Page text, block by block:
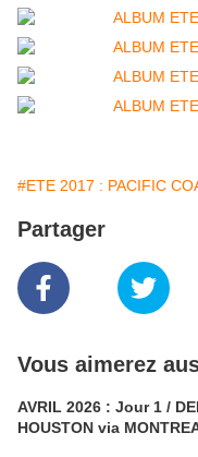
#ETE 2017 : PACIFIC
Partager
Vous aimerez
AVRIL 2026 : Jour 1 /
HOUSTON via